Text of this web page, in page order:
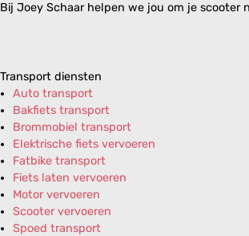
Bij Joey Schaar helpen we jou om je scooter
Transport diensten
Auto transport
Bakfiets transport
Brommobiel transport
Elektrische fiets vervoeren
Fatbike transport
Fiets laten vervoeren
Motor vervoeren
Scooter vervoeren
Spoed transport